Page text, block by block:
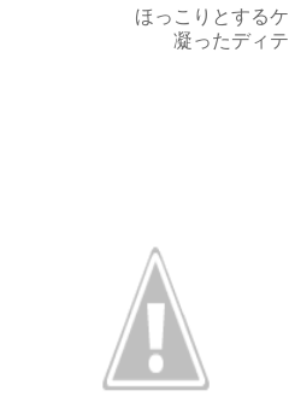
ほっこりとする
凝ったディテ